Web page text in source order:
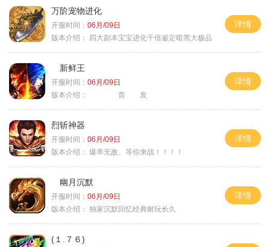
万阶宠物进化
开服时间： 06月/09日
版本介绍：
四大副本宝宝进化千倍鉴定暗黑大极品
详情
新鲜王
开服时间： 06月/09日
版本介绍：
首 发
详情
烈斩神器
开服时间： 06月/09日
版本介绍： 爆率无敌、等你来战！！！！
详情
幽月沉默
开服时间： 06月/09日
版本介绍： 独家沉默回忆经典耐玩长久
详情
(１.７６)